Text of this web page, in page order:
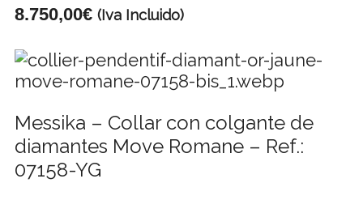
8.750,00€ (Iva Incluido)
Messika – Collar con colgante de
diamantes Move Romane – Ref.:
07158-YG